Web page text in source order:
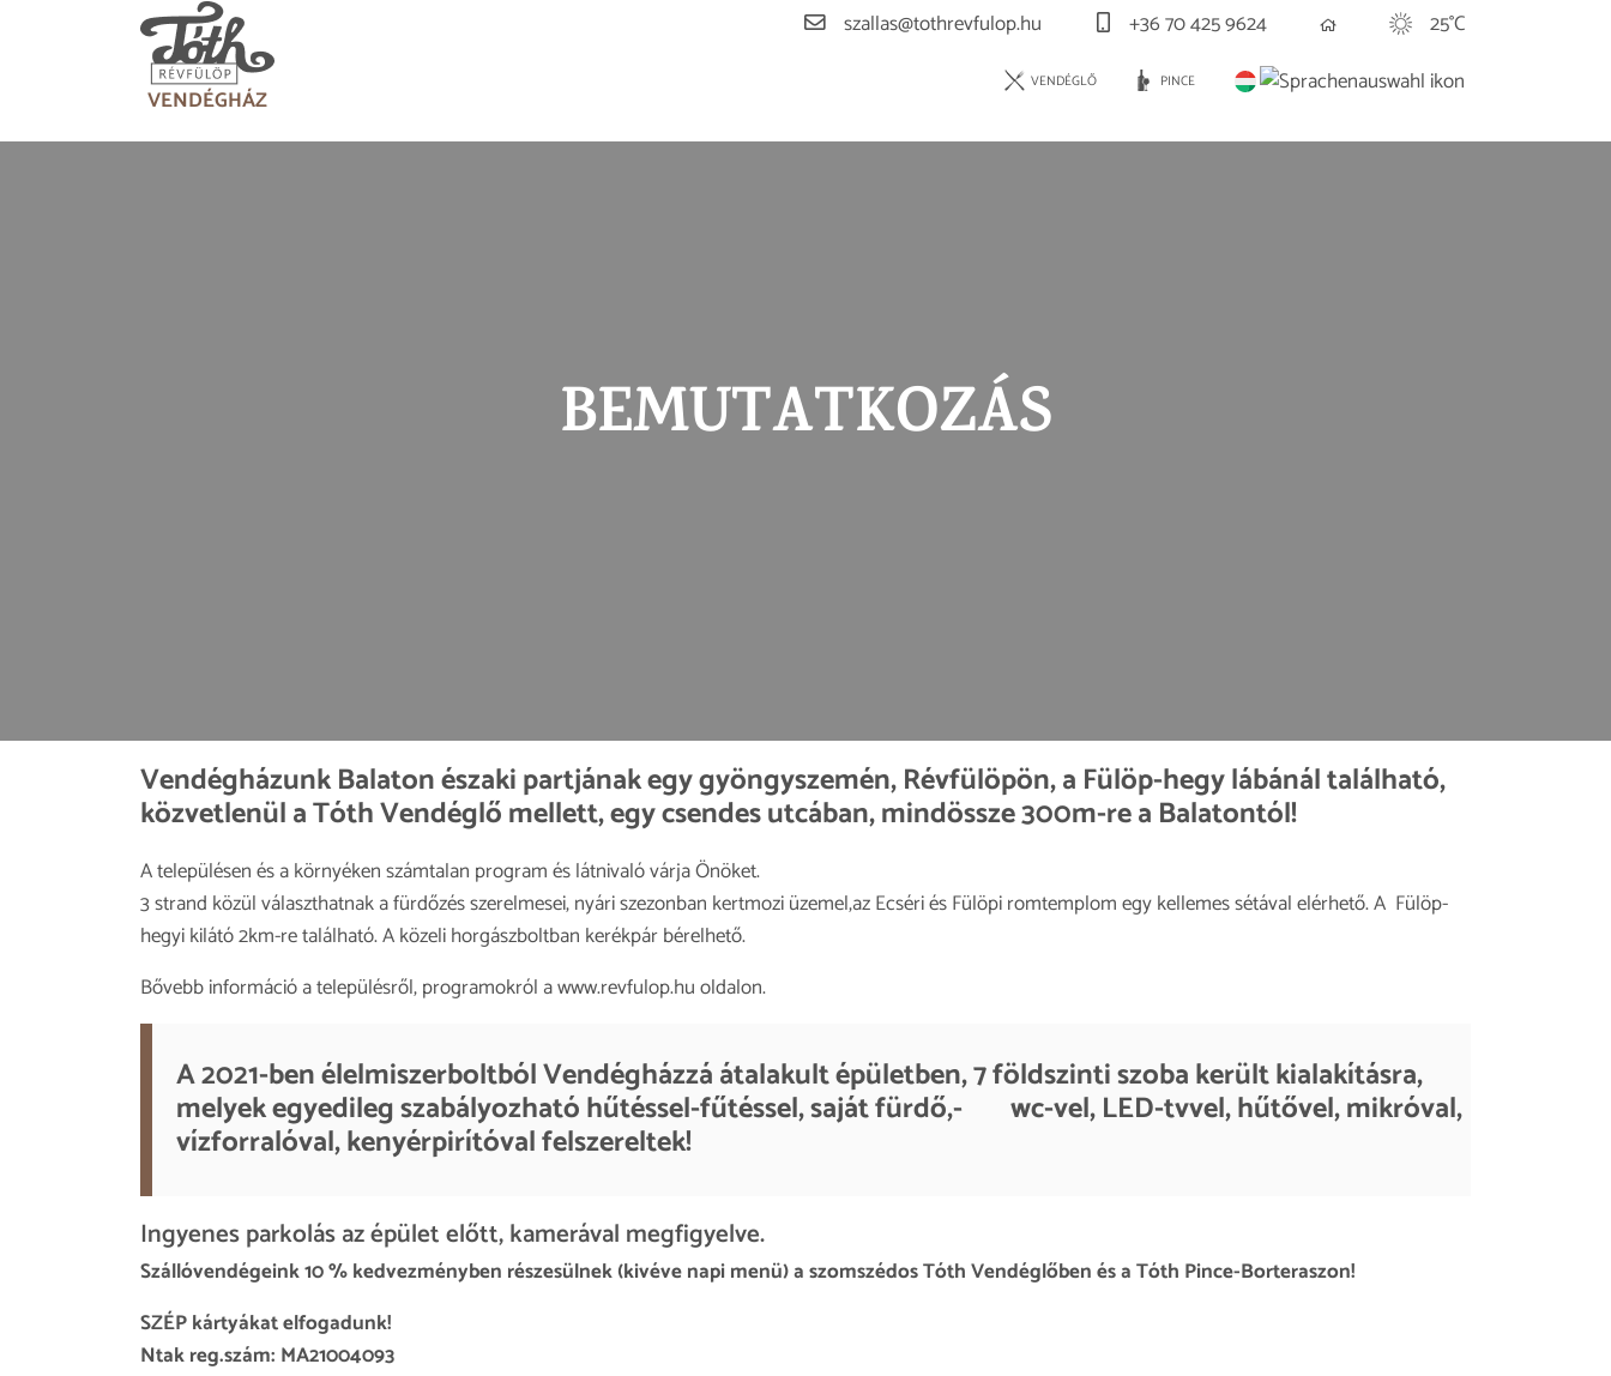
VENDÉGHÁZ
szallas@tothrevfulop.hu +36 70 425 9624 25°C
VENDÉGLŐ PINCE
BEMUTATKOZÁS
Vendégházunk Balaton északi partjának egy gyöngyszemén, Révfülöpön, a Fülöp-hegy lábánál található,
közvetlenül a Tóth Vendéglő mellett, egy csendes utcában, mindössze 300m-re a Balatontól!
A településen és a környéken számtalan program és látnivaló várja Önöket.
3 strand közül választhatnak a fürdőzés szerelmesei, nyári szezonban kertmozi üzemel,az Ecséri és Fülöpi romtemplom egy kellemes sétával elérhető. A Fülöp-
hegyi kilátó 2km-re található. A közeli horgászboltban kerékpár bérelhető.
Bővebb információ a településről, programokról a www.revfulop.hu oldalon.
A 2021-ben élelmiszerboltból Vendégházzá átalakult épületben, 7 földszinti szoba került kialakításra,
melyek egyedileg szabályozható hűtéssel-fűtéssel, saját fürdő,- wc-vel, LED-tvvel, hűtővel, mikróval,
vízforralóval, kenyérpirítóval felszereltek!
Ingyenes parkolás az épület előtt, kamerával megfigyelve.
Szállóvendégeink 10 % kedvezményben részesülnek (kivéve napi menü) a szomszédos Tóth Vendéglőben és a Tóth Pince-Borteraszon!
SZÉP kártyákat elfogadunk!
Ntak reg.szám: MA21004093